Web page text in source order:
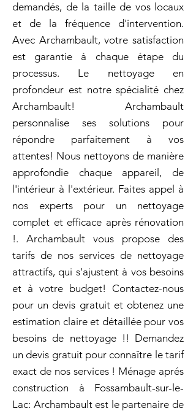
demandés, de la taille de vos locaux
et de la fréquence d'intervention.
Avec Archambault, votre satisfaction
est garantie à chaque étape du
processus. Le nettoyage en
profondeur est notre spécialité chez
Archambault! Archambault
personnalise ses solutions pour
répondre parfaitement à vos
attentes! Nous nettoyons de manière
approfondie chaque appareil, de
l'intérieur à l'extérieur. Faites appel à
nos experts pour un nettoyage
complet et efficace après rénovation
!. Archambault vous propose des
tarifs de nos services de nettoyage
attractifs, qui s'ajustent à vos besoins
et à votre budget! Contactez-nous
pour un devis gratuit et obtenez une
estimation claire et détaillée pour vos
besoins de nettoyage !! Demandez
un devis gratuit pour connaître le tarif
exact de nos services ! Ménage aprés
construction à Fossambault-sur-le-
Lac: Archambault est le partenaire de